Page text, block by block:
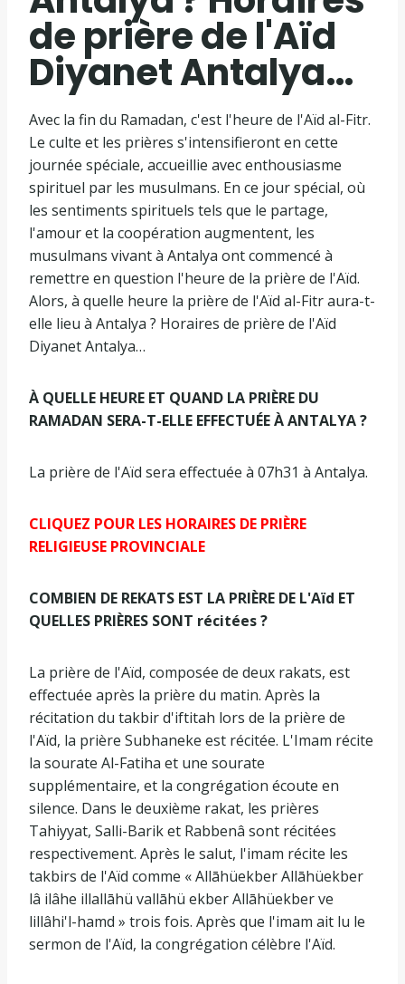
de prière de l'Aïd
Diyanet Antalya…
Avec la fin du Ramadan, c'est l'heure de l'Aïd al-Fitr.
Le culte et les prières s'intensifieront en cette
journée spéciale, accueillie avec enthousiasme
spirituel par les musulmans. En ce jour spécial, où
les sentiments spirituels tels que le partage,
l'amour et la coopération augmentent, les
musulmans vivant à Antalya ont commencé à
remettre en question l'heure de la prière de l'Aïd.
Alors, à quelle heure la prière de l'Aïd al-Fitr aura-t-
elle lieu à Antalya ? Horaires de prière de l'Aïd
Diyanet Antalya…
À QUELLE HEURE ET QUAND LA PRIÈRE DU
RAMADAN SERA-T-ELLE EFFECTUÉE À ANTALYA ?
La prière de l'Aïd sera effectuée à 07h31 à Antalya.
CLIQUEZ POUR LES HORAIRES DE PRIÈRE
RELIGIEUSE PROVINCIALE
COMBIEN DE REKATS EST LA PRIÈRE DE L'Aïd ET
QUELLES PRIÈRES SONT récitées ?
La prière de l'Aïd, composée de deux rakats, est
effectuée après la prière du matin. Après la
récitation du takbir d'iftitah lors de la prière de
l'Aïd, la prière Subhaneke est récitée. L'Imam récite
la sourate Al-Fatiha et une sourate
supplémentaire, et la congrégation écoute en
silence. Dans le deuxième rakat, les prières
Tahiyyat, Salli-Barik et Rabbenâ sont récitées
respectivement. Après le salut, l'imam récite les
takbirs de l'Aïd comme « Allāhüekber Allāhüekber
lâ ilâhe illallāhü vallāhü ekber Allāhüekber ve
lillâhi'l-hamd » trois fois. Après que l'imam ait lu le
sermon de l'Aïd, la congrégation célèbre l'Aïd.